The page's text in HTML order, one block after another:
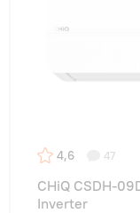
4,6 47
CHiQ CSDH-
Inverter